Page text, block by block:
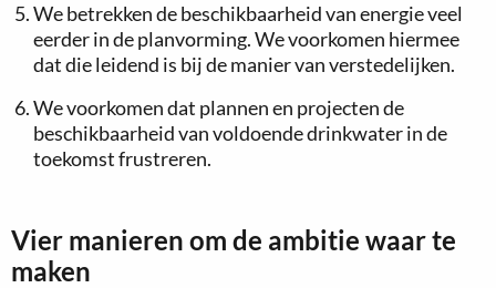
We betrekken de beschikbaarheid van energie veel
eerder in de planvorming. We voorkomen hiermee
dat die leidend is bij de manier van verstedelijken.
We voorkomen dat plannen en projecten de
beschikbaarheid van voldoende drinkwater in de
toekomst frustreren.
Vier manieren om de ambitie waar te
maken